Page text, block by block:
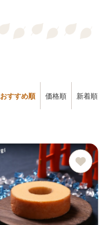
おすすめ順 価格順 新着順